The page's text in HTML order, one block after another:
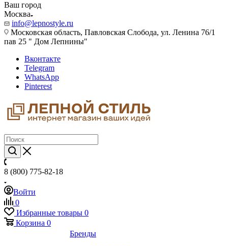
Ваш город
Москва
info@lepnostyle.ru
Московская область, Павловская Слобода, ул. Ленина 76/1
пав 25 " Дом Лепнины"
Вконтакте
Telegram
WhatsApp
Pinterest
8 (800) 775-82-18
Войти
0
Избранные товары 0
Корзина 0
Бренды